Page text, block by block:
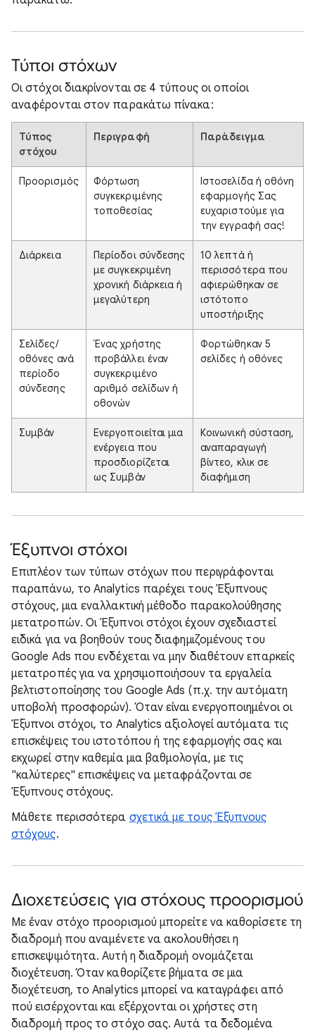
Τύποι στόχων
Οι στόχοι διακρίνονται σε 4 τύπους οι οποίοι
αναφέρονται στον παρακάτω πίνακα:
Τύπος
στόχου
Περιγραφή Παράδειγμα
Προορισμός
Φόρτωση
συγκεκριμένης
τοποθεσίας
Ιστοσελίδα ή οθόνη
εφαρμογής Σας
ευχαριστούμε για
την εγγραφή σας!
Διάρκεια
Περίοδοι σύνδεσης
με συγκεκριμένη
χρονική διάρκεια ή
μεγαλύτερη
10 λεπτά ή
περισσότερα που
αφιερώθηκαν σε
ιστότοπο
υποστήριξης
Σελίδες/
οθόνες ανά
περίοδο
σύνδεσης
Ένας χρήστης
προβάλλει έναν
συγκεκριμένο
αριθμό σελίδων ή
οθονών
Φορτώθηκαν 5
σελίδες ή οθόνες
Συμβάν
Ενεργοποιείται μια
ενέργεια που
προσδιορίζεται
ως Συμβάν
Κοινωνική σύσταση,
αναπαραγωγή
βίντεο, κλικ σε
διαφήμιση
Έξυπνοι στόχοι
Επιπλέον των τύπων στόχων που περιγράφονται
παραπάνω, το Analytics παρέχει τους Έξυπνους
στόχους, μια εναλλακτική μέθοδο παρακολούθησης
μετατροπών. Οι Έξυπνοι στόχοι έχουν σχεδιαστεί
ειδικά για να βοηθούν τους διαφημιζομένους του
Google Ads που ενδέχεται να μην διαθέτουν επαρκείς
μετατροπές για να χρησιμοποιήσουν τα εργαλεία
βελτιστοποίησης του Google Ads (π.χ. την αυτόματη
υποβολή προσφορών). Όταν είναι ενεργοποιημένοι οι
Έξυπνοι στόχοι, το Analytics αξιολογεί αυτόματα τις
επισκέψεις του ιστοτόπου ή της εφαρμογής σας και
εκχωρεί στην καθεμία μια βαθμολογία, με τις
"καλύτερες" επισκέψεις να μεταφράζονται σε
Έξυπνους στόχους.
Μάθετε περισσότερα σχετικά με τους Έξυπνους
στόχους.
Διοχετεύσεις για στόχους προορισμού
Με έναν στόχο προορισμού μπορείτε να καθορίσετε τη
διαδρομή που αναμένετε να ακολουθήσει η
επισκεψιμότητα. Αυτή η διαδρομή ονομάζεται
διοχέτευση. Όταν καθορίζετε βήματα σε μια
διοχέτευση, το Analytics μπορεί να καταγράφει από
πού εισέρχονται και εξέρχονται οι χρήστες στη
διαδρομή προς το στόχο σας. Αυτά τα δεδομένα